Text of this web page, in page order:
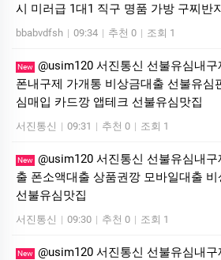
시 미러급 1대1 직구 명품 가방 구찌반
bbabvdfsh | 09:34 | 추천 0 | 조회 1
New @usim120 서진통신 선불유심내
폰내구제 가개통 비상금대출 선불유심
심매입 카드깡 앱테크 선불유심맛집
서진통신 | 09:31 | 추천 0 | 조회 1
New @usim120 서진통신 선불유심내
출 폰소액대출 상품권깡 모바일대출
선불유심맛집
서진통신 | 09:30 | 추천 0 | 조회 1
New @usim120 서진통신 선불유심내